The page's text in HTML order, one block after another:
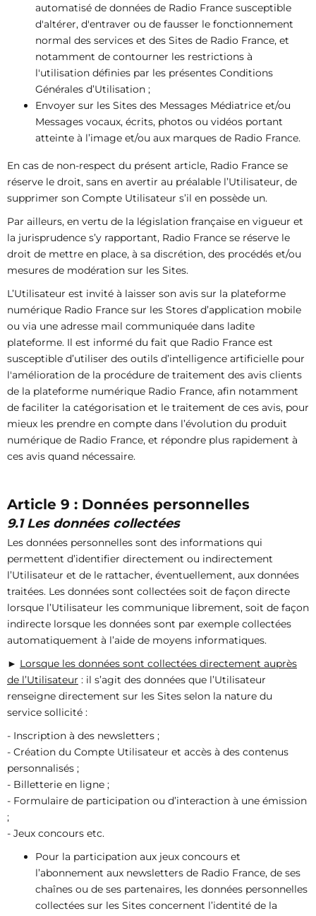
automatisé de données de Radio France susceptible
d'altérer, d'entraver ou de fausser le fonctionnement
normal des services et des Sites de Radio France, et
notamment de contourner les restrictions à
l'utilisation définies par les présentes Conditions
Générales d’Utilisation ;
Envoyer sur les Sites des Messages Médiatrice et/ou
Messages vocaux, écrits, photos ou vidéos portant
atteinte à l’image et/ou aux marques de Radio France.
En cas de non-respect du présent article, Radio France se
réserve le droit, sans en avertir au préalable l’Utilisateur, de
supprimer son Compte Utilisateur s’il en possède un.
Par ailleurs, en vertu de la législation française en vigueur et
la jurisprudence s’y rapportant, Radio France se réserve le
droit de mettre en place, à sa discrétion, des procédés et/ou
mesures de modération sur les Sites.
L’Utilisateur est invité à laisser son avis sur la plateforme
numérique Radio France sur les Stores d’application mobile
ou via une adresse mail communiquée dans ladite
plateforme. Il est informé du fait que Radio France est
susceptible d’utiliser des outils d’intelligence artificielle pour
l'amélioration de la procédure de traitement des avis clients
de la plateforme numérique Radio France, afin notamment
de faciliter la catégorisation et le traitement de ces avis, pour
mieux les prendre en compte dans l’évolution du produit
numérique de Radio France, et répondre plus rapidement à
ces avis quand nécessaire.
Article 9 : Données personnelles
9.1 Les données collectées
Les données personnelles sont des informations qui
permettent d’identifier directement ou indirectement
l’Utilisateur et de le rattacher, éventuellement, aux données
traitées. Les données sont collectées soit de façon directe
lorsque l’Utilisateur les communique librement, soit de façon
indirecte lorsque les données sont par exemple collectées
automatiquement à l’aide de moyens informatiques.
► Lorsque les données sont collectées directement auprès
de l’Utilisateur : il s’agit des données que l’Utilisateur
renseigne directement sur les Sites selon la nature du
service sollicité :
- Inscription à des newsletters ;
- Création du Compte Utilisateur et accès à des contenus
personnalisés ;
- Billetterie en ligne ;
- Formulaire de participation ou d’interaction à une émission
;
- Jeux concours etc.
Pour la participation aux jeux concours et
l’abonnement aux newsletters de Radio France, de ses
chaînes ou de ses partenaires, les données personnelles
collectées sur les Sites concernent l’identité de la